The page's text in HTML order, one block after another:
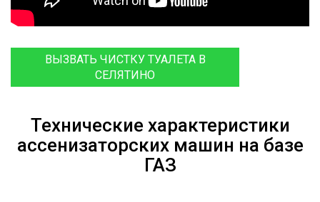
ВЫЗВАТЬ ЧИСТКУ ТУАЛЕТА В
СЕЛЯТИНО
Технические характеристики
ассенизаторских машин на базе
ГАЗ